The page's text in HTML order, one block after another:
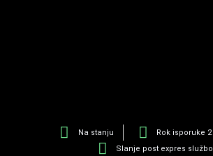
Na stanju
Rok isporuke
Slanje post expres